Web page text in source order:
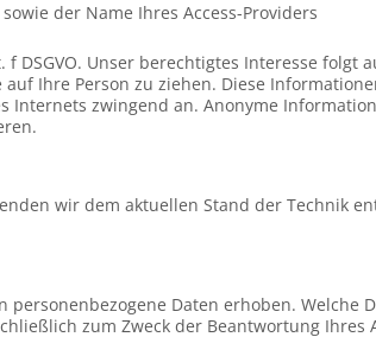
der Name Ihres Access-Providers
DSGVO. Unser berechtigtes Interesse
Ihre Person zu ziehen. Diese
zwingend an. Anonyme
wir dem aktuellen Stand der Technik
Daten erhoben. Welche
zum Zweck der Beantwortung